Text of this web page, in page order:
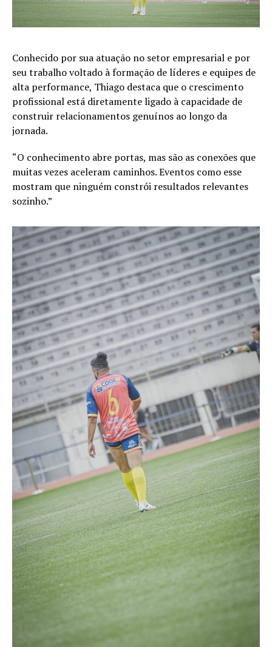
Conhecido por sua atuação no setor empresarial e por
seu trabalho voltado à formação de líderes e equipes de
alta performance, Thiago destaca que o crescimento
profissional está diretamente ligado à capacidade de
construir relacionamentos genuínos ao longo da
jornada.
“O conhecimento abre portas, mas são as conexões que
muitas vezes aceleram caminhos. Eventos como esse
mostram que ninguém constrói resultados relevantes
sozinho.”